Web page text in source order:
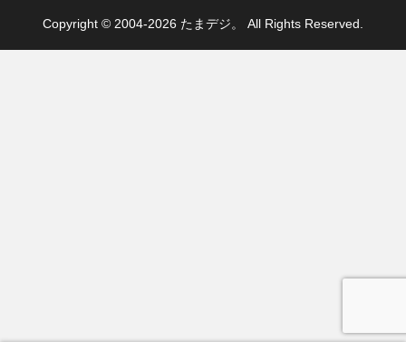
Copyright © 2004-2026 たまデジ。 All Rights Reserved.